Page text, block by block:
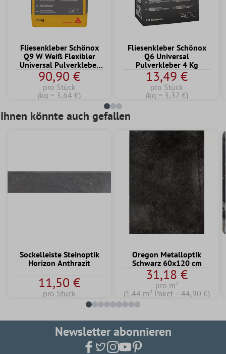
Fliesenkleber Schönox
Q9 W Weiß Flexibler
Universal Pulverkleber
25 KG
90,90 €
pro Stück
(kg = 3,64 €)
Fliesenkleber Schönox
Q6 Universal
Pulverkleber 4 Kg
13,49 €
pro Stück
(kg = 3,37 €)
Ihnen könnte auch gefallen
Sockelleiste Steinoptik
Horizon Anthrazit
11,50 €
pro Stück
Oregon Metalloptik
Schwarz 60x120 cm
31,18 €
pro m²
(1.44 m² Paket = 44,90 €)
Newsletter abonnieren